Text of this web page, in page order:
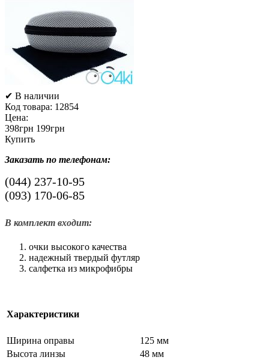
✔ В наличии
Код товара: 12854
Цена:
398грн 199грн
Купить
Заказать по телефонам:
(044) 237-10-95
(093) 170-06-85
В комплект входит:
очки высокого качества
надежный твердый футляр
салфетка из микрофибры
Характеристики
Ширина оправы
125 мм
Высота линзы
48 мм